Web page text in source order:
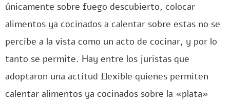
únicamente sobre fuego descubierto, colocar
alimentos ya cocinados a calentar sobre estas no se
percibe a la vista como un acto de cocinar, y por lo
tanto se permite. Hay entre los juristas que
adoptaron una actitud flexible quienes permiten
calentar alimentos ya cocinados sobre la «plata»